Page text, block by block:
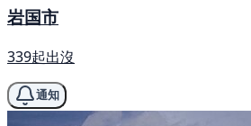
岩国市
339起出沒
通知